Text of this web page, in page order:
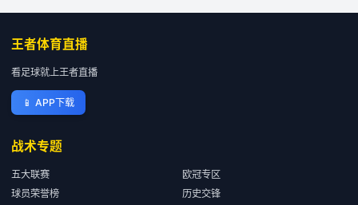
王者体育直播
看足球就上王者直播
📱 APP下载
战术专题
五大联赛
欧冠专区
球员荣誉榜
历史交锋